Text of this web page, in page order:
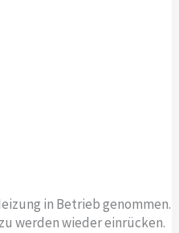
in Betrieb genommen.
werden wieder einrücken.